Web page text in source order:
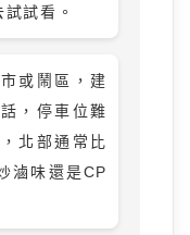
試看。
或鬧區，建
，停車位難
北部通常比
滷味還是CP